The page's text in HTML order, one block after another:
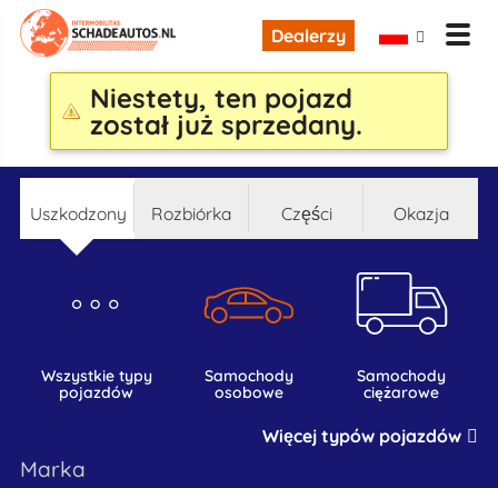
Dealerzy
Niestety, ten pojazd
został już sprzedany.
uszkodzony rozbiórka części okazja
wszystkie typy
pojazdów
samochody
osobowe
samochody
ciężarowe
Więcej typów pojazdów
marka